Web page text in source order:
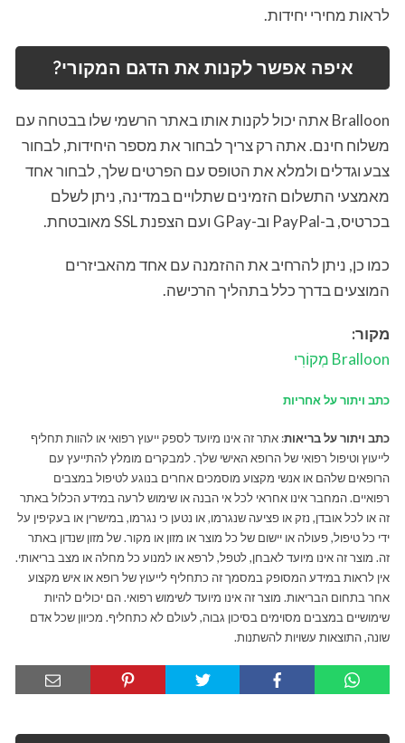
לראות מחירי יחידות.
איפה אפשר לקנות את הדגם המקורי?
Bralloon אתה יכול לקנות אותו באתר הרשמי שלו בבטחה עם
משלוח חינם. אתה רק צריך לבחור את מספר היחידות, לבחור
צבע וגדלים ולמלא את הטופס עם הפרטים שלך, לבחור אחד
מאמצעי התשלום הזמינים שתלויים במדינה, ניתן לשלם
בכרטיס, ב-PayPal וב-GPay ועם הצפנת SSL מאובטחת.
כמו כן, ניתן להרחיב את ההזמנה עם אחד מהאביזרים
המוצעים בדרך כלל בתהליך הרכישה.
מקור:
Bralloon מְקוֹרִי
כתב ויתור על אחריות
כתב ויתור על בריאות: אתר זה אינו מיועד לספק ייעוץ רפואי או להוות תחליף
לייעוץ וטיפול רפואי של הרופא האישי שלך. למבקרים מומלץ להתייעץ עם
הרופאים שלהם או אנשי מקצוע מוסמכים אחרים בנוגע לטיפול במצבים
רפואיים. המחבר אינו אחראי לכל אי הבנה או שימוש לרעה במידע הכלול באתר
זה או לכל אובדן, נזק או פציעה שנגרמו, או נטען כי נגרמו, במישרין או בעקיפין על
ידי כל טיפול, פעולה או יישום של כל מוצר או מזון או מקור. של מזון שנדון באתר
זה. מוצר זה אינו מיועד לאבחן, לטפל, לרפא או למנוע כל מחלה או מצב בריאותי.
אין לראות במידע המסופק במסמך זה כתחליף לייעוץ של רופא או איש מקצוע
אחר בתחום הבריאות. מוצר זה אינו מיועד לשימוש רפואי. הם יכולים להיות
שימושיים במצבים מסוימים בסיכון גבוה, לעולם לא כתחליף. מכיוון שכל אדם
שונה, התוצאות עשויות להשתנות.